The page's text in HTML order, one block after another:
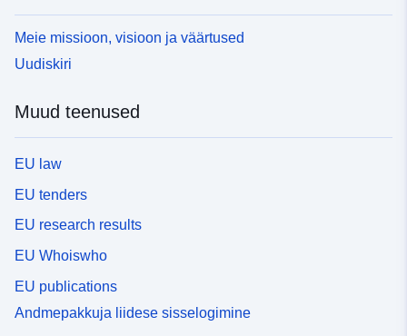
Meie missioon, visioon ja väärtused
Uudiskiri
Muud teenused
EU law
EU tenders
EU research results
EU Whoiswho
EU publications
Andmepakkuja liidese sisselogimine